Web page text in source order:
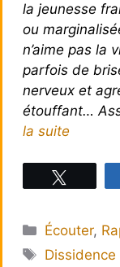
la jeunesse
ou
n’aime pas la
parfois de
nerveux et
étouffant…
la suite
Catégories
Écouter,
Étiquettes
Dissidence